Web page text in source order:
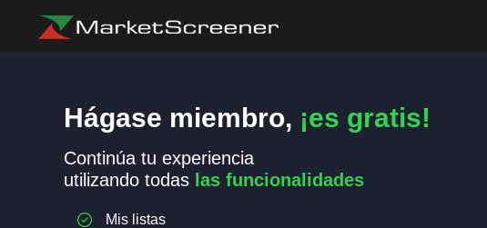
Hágase miembro, ¡es gratis!
Continúa tu experiencia
utilizando todas las funcionalidades
Mis listas